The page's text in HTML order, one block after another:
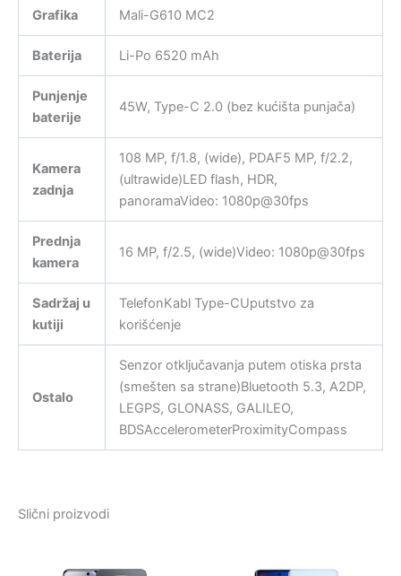
Grafika Mali-G610 MC2
Baterija Li-Po 6520 mAh
Punjenje
baterije
45W, Type-C 2.0 (bez kućišta punjača)
Kamera
zadnja
108 MP, f/1.8, (wide), PDAF5 MP, f/2.2,
(ultrawide)LED flash, HDR,
panoramaVideo: 1080p@30fps
Prednja
kamera
16 MP, f/2.5, (wide)Video: 1080p@30fps
Sadržaj u
kutiji
TelefonKabl Type-CUputstvo za
korišćenje
Ostalo
Senzor otključavanja putem otiska prsta
(smešten sa strane)Bluetooth 5.3, A2DP,
LEGPS, GLONASS, GALILEO,
BDSAccelerometerProximityCompass
Slični proizvodi